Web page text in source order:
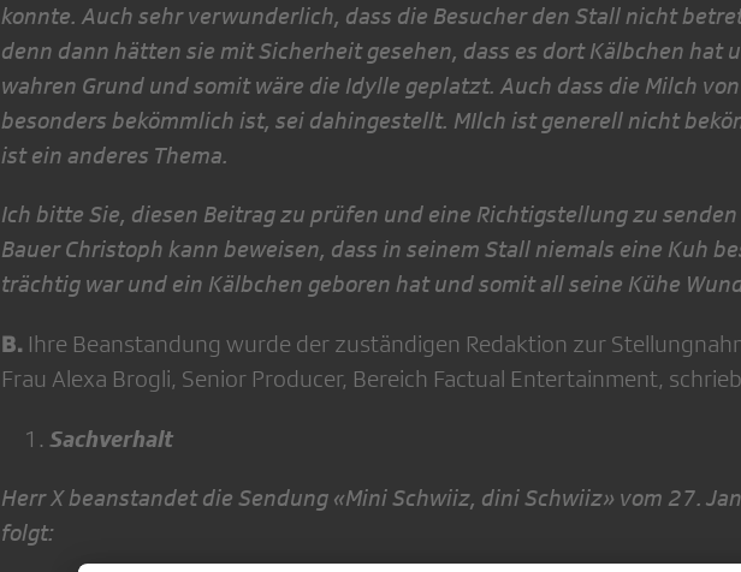
konnte. Auch sehr verwunderlich, dass die Besucher den Stall nicht
denn dann hätten sie mit Sicherheit gesehen, dass es dort Kälbchen hat
wah­ren Grund und somit wäre die Idylle geplatzt. Auch dass die Milch
besonders be­kömmlich ist, sei dahingestellt. MIlch ist generell nicht
ist ein anderes Thema.
Ich bitte Sie, diesen Beitrag zu prüfen und eine Richtigstellung zu
Bauer Christoph kann beweisen, dass in seinem Stall niemals eine Kuh
trächtig war und ein Kälbchen geboren hat und somit all seine Kühe
B. Ihre Beanstandung wurde der zuständigen Redaktion zur
Frau Alexa Brogli, Senior Producer, Bereich Factual Entertainment,
Sachverhalt
Herr X beanstandet die Sendung «Mini Schwiiz, dini Schwiiz» vom 27.
folgt: